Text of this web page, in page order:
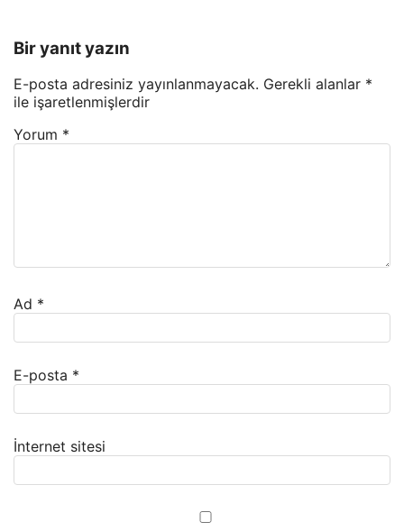
Bir yanıt yazın
E-posta adresiniz yayınlanmayacak. Gerekli alanlar *
ile işaretlenmişlerdir
Yorum *
Ad *
E-posta *
İnternet sitesi